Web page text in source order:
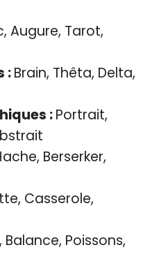
Augure, Tarot,
:Brain, Thêta, Delta,
:Portrait,
Berserker,
Casserole,
Balance, Poissons,